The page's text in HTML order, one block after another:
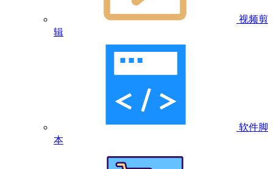
视频剪
辑
软件脚
本